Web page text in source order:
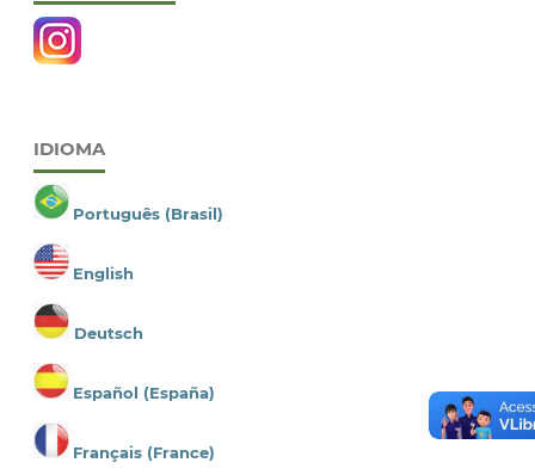
IDIOMA
Português (Brasil)
English
Deutsch
Español (España)
Français (France)